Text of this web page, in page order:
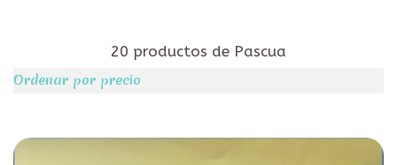
20 productos de Pascua
Ordenar por precio